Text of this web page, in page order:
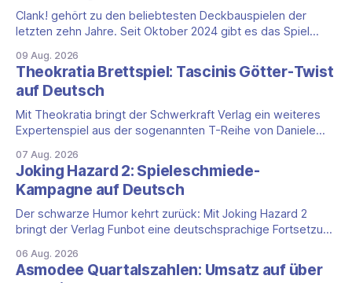
Clank! gehört zu den beliebtesten Deckbauspielen der
letzten zehn Jahre. Seit Oktober 2024 gibt es das Spiel
für die DACH-Region: Clank! Digital ist komplett auf Deutsch
lokalisiert, Benutzeroberfläche, Sprachausgabe und
Untertitel inklusive. Was steckt hinter Clank!? Clank!: A
Deck-
09 Aug. 2026
Theokratia Brettspiel: Tascinis Götter-Twist
auf Deutsch
Mit Theokratia bringt der Schwerkraft Verlag ein weiteres
Expertenspiel aus der sogenannten T-Reihe von Daniele
Tekhenu und Tzolk'in gehören. Der Aufhänger ist ein
ungewöhnlicher Perspektivwechsel: Sie steuern nicht die
eigene Zivilisation, sondern eine hochentwickelte
außerirdische Gottheit, die vier
07 Aug. 2026
Joking Hazard 2: Spieleschmiede-
Kampagne auf Deutsch
Der schwarze Humor kehrt zurück: Mit Joking Hazard 2
bringt der Verlag Funbot eine deutschsprachige Fortsetzung
Happiness (Explosm) auf die Spieleschmiede. Wir ordnen
ein, was die Kampagne unter dem Motto „Die fiesen
06 Aug. 2026
Asmodee Quartalszahlen: Umsatz auf über